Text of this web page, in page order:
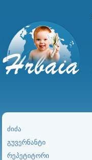
ძიძა
გუვერნანტი
რეპეტიტორი